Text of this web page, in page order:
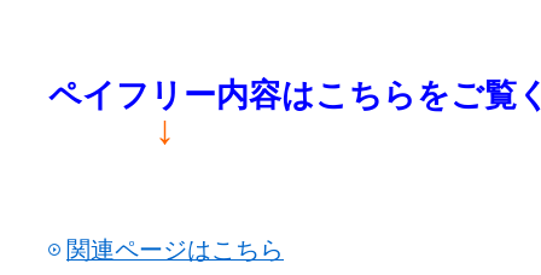
ペイフリー内容はこちらをご覧
↓
関連ページはこちら